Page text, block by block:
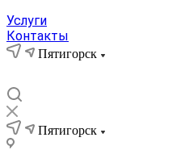
Услуги
Контакты
Пятигорск
Пятигорск